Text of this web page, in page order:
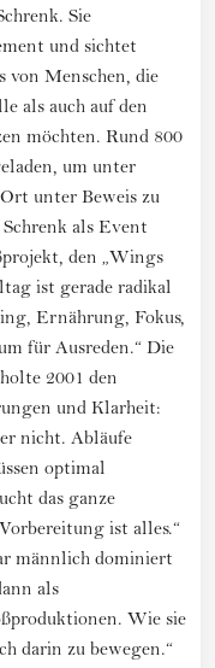
Sie
und sichtet
von Menschen, die
als auch auf den
möchten. Rund 800
um unter
unter Beweis zu
als Event
den „Wings
ist gerade radikal
Ernährung, Fokus,
für Ausreden.“ Die
2001 den
und Klarheit:
nicht. Abläufe
optimal
das ganze
ist alles.“
männlich dominiert
als
Wie sie
darin zu bewegen.“